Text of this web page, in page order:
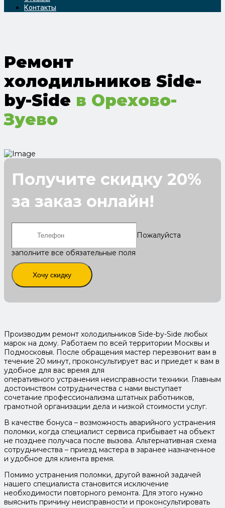
Контакты
Ремонт
холодильников Side-
by-Side в Орехово-
Зуево
Получите скидку 20%
за заказ онлайн!
Пожалуйста
заполните все обязательные поля
Хочу скидку
Производим ремонт холодильников Side-by-Side любых
марок на дому. Работаем по всей территории Москвы и
Подмосковья. После обращения мастер перезвонит вам в
течение 20 минут, проконсультирует вас и приедет к вам в
удобное для вас время для
оперативного устранения неисправности техники. Главным
достоинством сотрудничества с нами выступает
сочетание профессионализма штатных работников,
грамотной организации дела и низкой стоимости услуг.
В качестве бонуса – возможность аварийного устранения
поломки, когда специалист сервиса прибывает на объект
не позднее получаса после вызова. Альтернативная схема
сотрудничества – приезд мастера в заранее назначенное
и удобное для клиента время.
Помимо устранения поломки, другой важной задачей
нашего специалиста становится исключение
необходимости повторного ремонта. Для этого нужно
выяснить причину неисправности и проконсультировать